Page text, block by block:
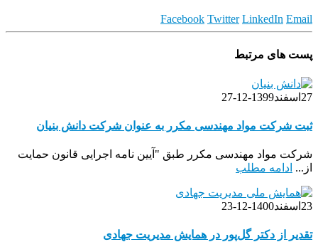
Facebook Twitter LinkedIn Email
پست های مرتبط
27 اسفند1399-12-27
ثبت شرکت مواد مهندسی مکرر به عنوان شرکت دانش بنیان
شرکت مواد مهندسی مکرر طبق "آیین نامه اجرایی قانون حمایت
از... ادامه مطلب
23 اسفند1400-12-23
تقدیر از دکتر گل‌پور در همایش مدیریت جهادی